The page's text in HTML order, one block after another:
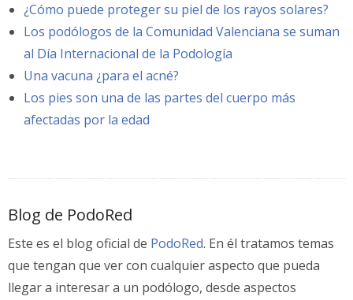
¿Cómo puede proteger su piel de los rayos solares?
Los podólogos de la Comunidad Valenciana se suman
al Día Internacional de la Podología
Una vacuna ¿para el acné?
Los pies son una de las partes del cuerpo más
afectadas por la edad
Blog de PodoRed
Este es el blog oficial de PodoRed. En él tratamos temas
que tengan que ver con cualquier aspecto que pueda
llegar a interesar a un podólogo, desde aspectos